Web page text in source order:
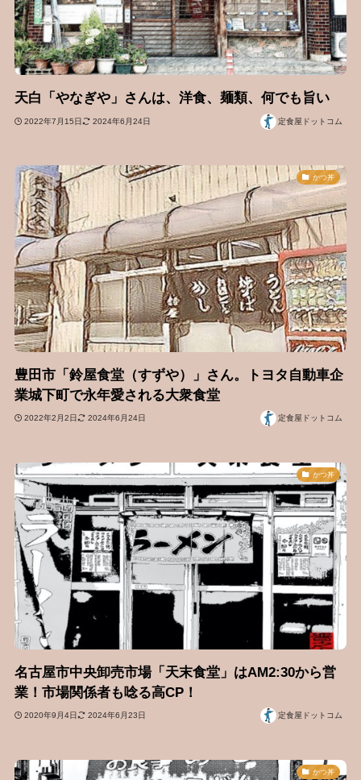
天白「やなぎや」さんは、洋食、麺類、何でも旨い
2022年7月15日 2024年6月24日 定食屋ドットコム
かつ丼
豊田市「鈴屋食堂（すずや）」さん。トヨタ自動車企
業城下町で永年愛される大衆食堂
2022年2月2日 2024年6月24日 定食屋ドットコム
かつ丼
名古屋市中央卸売市場「天末食堂」はAM2:30から営
業！市場関係者も唸る高CP！
2020年9月4日 2024年6月23日 定食屋ドットコム
かつ丼